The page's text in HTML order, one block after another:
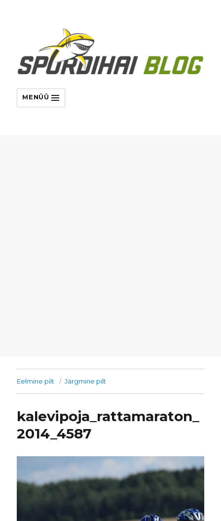
MENÜÜ
Eelmine pilt Järgmine pilt
kalevipoja_rattamaraton_
2014_4587